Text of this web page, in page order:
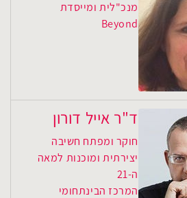
מנכ"לית ומייסדת
Beyond
ד"ר אייל דורון
חוקר ומפתח חשיבה
יצירתית ומוכנות למאה
ה-21
המרכז הבינתחומי